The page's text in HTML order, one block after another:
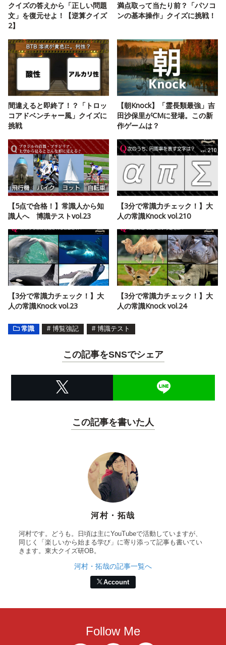
クイズの答えから「正しい問題
文」を復元せよ！【逆算クイズ
2】
満点取って当たり前？「パソコ
ンの基本操作」クイズに挑戦！
間違えると即終了！？「トロッ
コアドベンチャー風」クイズに
挑戦
【朝Knock】「霊長類最強」吉
田沙保里がCMに登場。この新
作ゲームは？
【5点で合格！】常識人から知
識人へ 博識テストvol.23
【3分で常識力チェック！】大
人の常識Knock vol.210
【3分で常識力チェック！】大
人の常識Knock vol.23
【3分で常識力チェック！】大
人の常識Knock vol.24
常識 # 博覧強記 # 博識テスト
この記事をSNSでシェア
この記事を書いた人
河村・拓哉
河村です。どうも。日頃は主にYouTubeで活動していますが、
同じく「楽しいから始まる学び」に寄り添って記事も書いてい
きます。東大クイズ研OB。
河村・拓哉の記事一覧へ
Account
Follow Me